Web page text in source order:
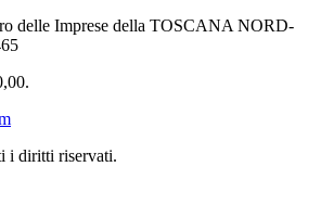
delle Imprese della TOSCANA NORD-
i diritti riservati.